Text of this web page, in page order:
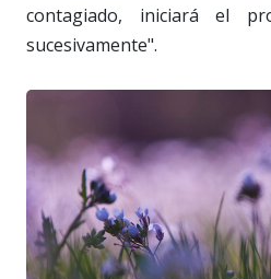
contagiado, iniciará el
sucesivamente".